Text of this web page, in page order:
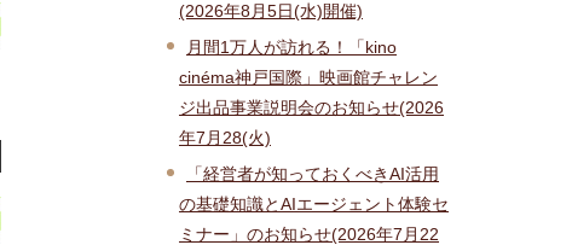
(2026年8月5日(水)開催)
月間1万人が訪れる！「kino
cinéma神戸国際」映画館チャレン
ジ出品事業説明会のお知らせ(2026
年7月28(火)
「経営者が知っておくべきAI活用
の基礎知識とAIエージェント体験セ
ミナー」のお知らせ(2026年7月22